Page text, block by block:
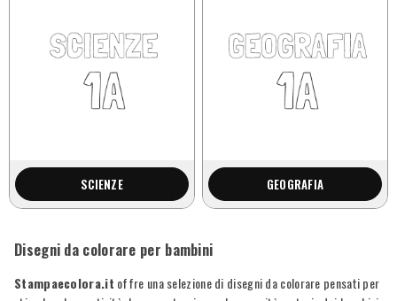
SCIENZE GEOGRAFIA
Disegni da colorare per bambini
Stampaecolora.it offre una selezione di disegni da colorare pensati per